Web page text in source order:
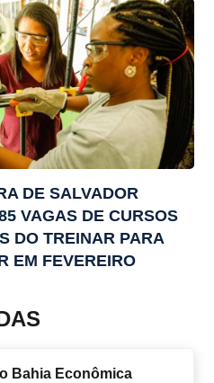
DE SALVADOR
VAGAS DE CURSOS
DO TREINAR PARA
EM FEVEREIRO
Bahia Econômica